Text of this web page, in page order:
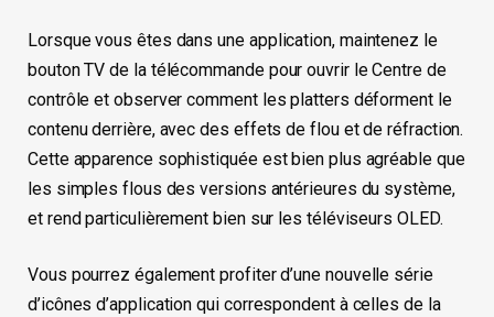
Lorsque vous êtes dans une application, maintenez le
bouton TV de la télécommande pour ouvrir le Centre de
contrôle et observer comment les platters déforment le
contenu derrière, avec des effets de flou et de réfraction.
Cette apparence sophistiquée est bien plus agréable que
les simples flous des versions antérieures du système,
et rend particulièrement bien sur les téléviseurs OLED.
Vous pourrez également profiter d’une nouvelle série
d’icônes d’application qui correspondent à celles de la